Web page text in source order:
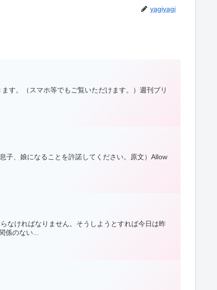
yagiyagi
す。（スマホ等でもご覧いただけます。）週刊ブリ
娘になることを許諾してください。原文）Allow
なければなりません。そうしようとすれば今日は昨
係のない...